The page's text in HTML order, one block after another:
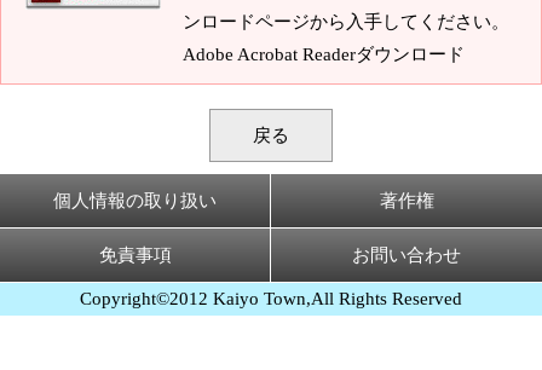
ンロードページから入手してください。
Adobe Acrobat Readerダウンロード
戻る
個人情報の取り扱い 著作権
免責事項 お問い合わせ
Copyright©2012 Kaiyo Town,All Rights Reserved